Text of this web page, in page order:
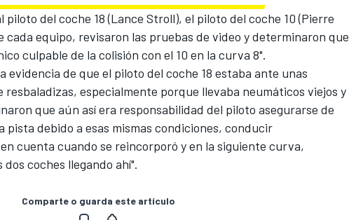
piloto del coche 18 (Lance Stroll), el piloto del coche 10 (Pierre
cada equipo, revisaron las pruebas de video y determinaron que
culpable de la colisión con el 10 en la curva 8".
evidencia de que el piloto del coche 18 estaba ante unas
especialmente porque llevaba neumáticos viejos y
que aún así era responsabilidad del piloto asegurarse de
pista debido a esas mismas condiciones, conducir
cuenta cuando se reincorporó y en la siguiente curva,
coches llegando ahí".
Comparte o guarda este artículo